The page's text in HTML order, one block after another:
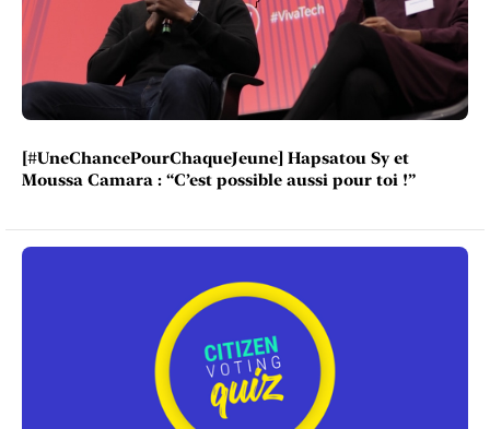
[#UneChancePourChaqueJeune] Hapsatou Sy et
Moussa Camara : “C’est possible aussi pour toi !”